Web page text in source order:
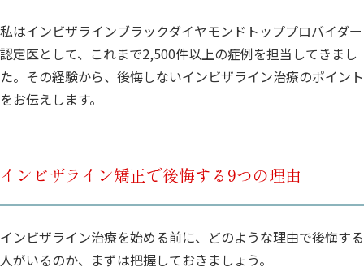
私はインビザラインブラックダイヤモンドトッププロバイダー
認定医として、これまで2,500件以上の症例を担当してきまし
た。その経験から、後悔しないインビザライン治療のポイント
をお伝えします。
インビザライン矯正で後悔する9つの理由
インビザライン治療を始める前に、どのような理由で後悔する
人がいるのか、まずは把握しておきましょう。